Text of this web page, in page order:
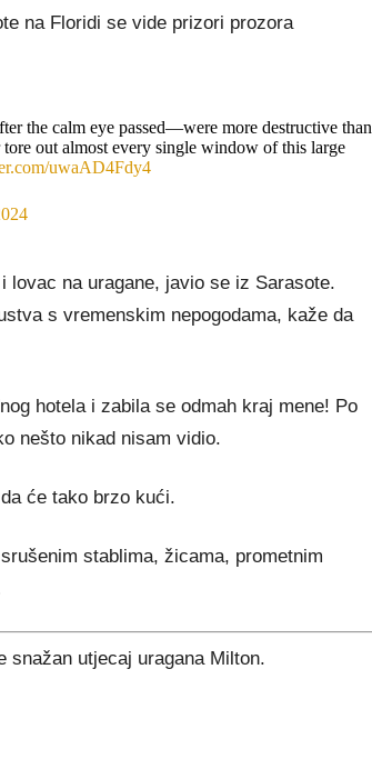
na Floridi se vide prizori prozora
the calm eye passed—were more destructive than
out almost every single window of this large
uwaAD4Fdy4
lovac na uragane, javio se iz Sarasote.
s vremenskim nepogodama, kaže da
hotela i zabila se odmah kraj mene! Po
nešto nikad nisam vidio.
će tako brzo kući.
stablima, žicama, prometnim
snažan utjecaj uragana Milton.